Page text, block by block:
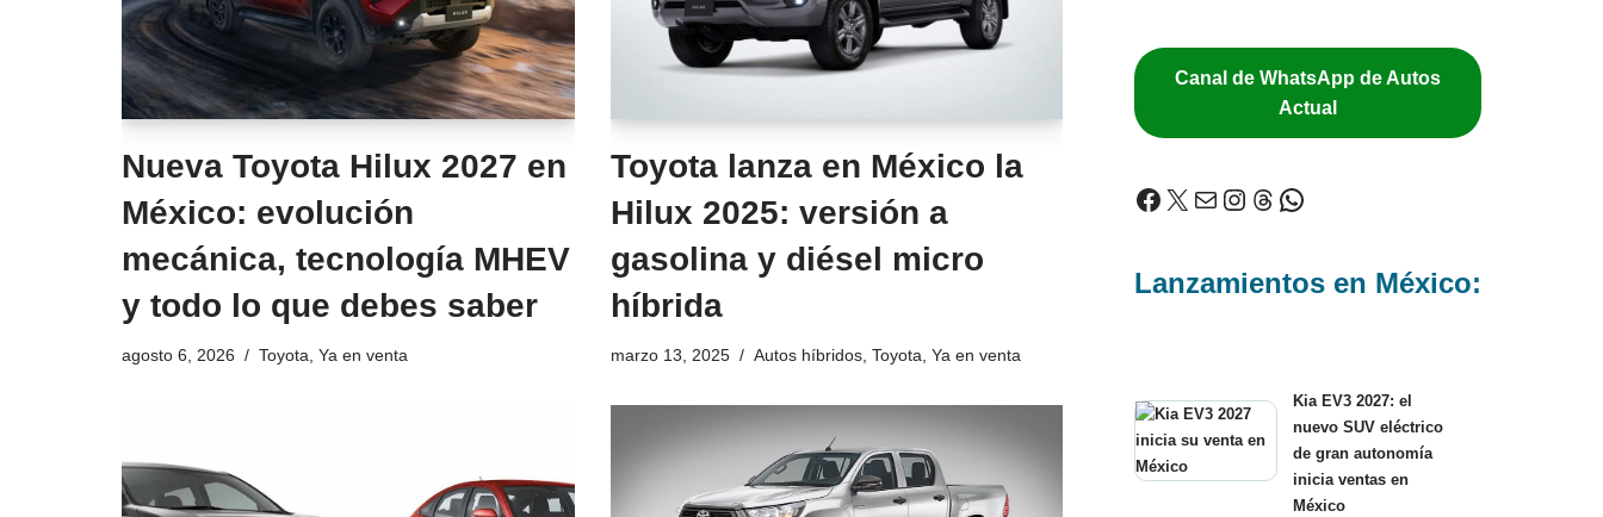
Nueva Toyota Hilux 2027 en
México: evolución
mecánica, tecnología MHEV
y todo lo que debes saber
agosto 6, 2026 Toyota, Ya en venta
Toyota lanza en México la
Hilux 2025: versión a
gasolina y diésel micro
híbrida
marzo 13, 2025 Autos híbridos, Toyota, Ya en venta
Canal de WhatsApp de Autos
Actual
Lanzamientos en México:
Kia EV3 2027: el
nuevo SUV eléctrico
de gran autonomía
inicia ventas en
México